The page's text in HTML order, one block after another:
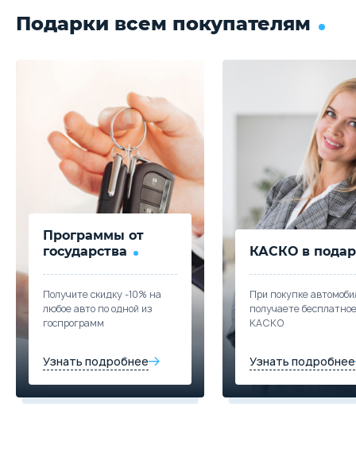
Подарки всем покупателям
Программы от
государства
Получите скидку -10% на
любое авто по одной из
госпрограмм
Узнать подробнее
КАСКО в
При покупке
получаете бесплатное
КАСКО
Узнать подробнее